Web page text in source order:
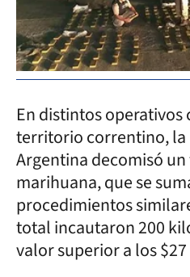
En distintos operativos
territorio correntino, la
Argentina decomisó
marihuana, que se
procedimientos
total incautaron 200
valor superior a los